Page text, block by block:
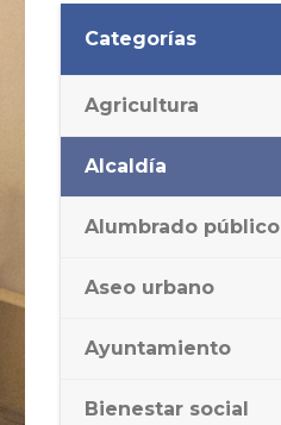
Categorías
Agricultura
Alcaldía
Alumbrado público
Aseo urbano
Ayuntamiento
Bienestar social